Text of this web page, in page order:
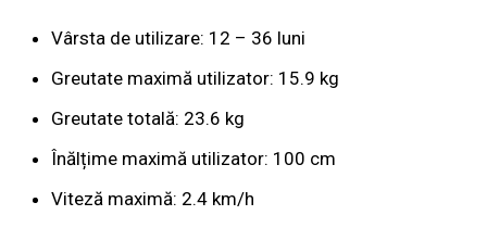
Vârsta de utilizare: 12 – 36 luni
Greutate maximă utilizator: 15.9 kg
Greutate totală: 23.6 kg
Înălțime maximă utilizator: 100 cm
Viteză maximă: 2.4 km/h